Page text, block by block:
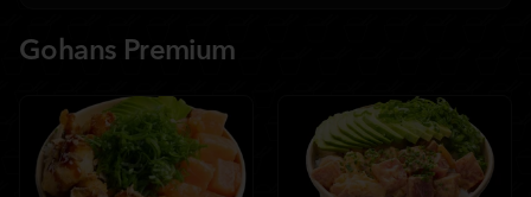
Gohans Premium